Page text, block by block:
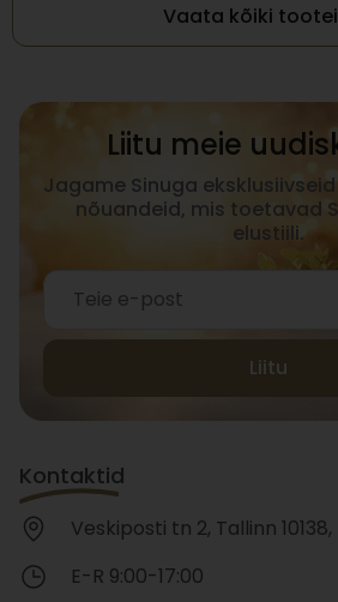
Vaata kõiki
Liitu meie
Jagame Sinuga
nõuandeid, mis toetavad
elustiili.
Liitu
Kontaktid
Veskiposti tn 2, Tallinn 10138,
E-R 9:00-17:00